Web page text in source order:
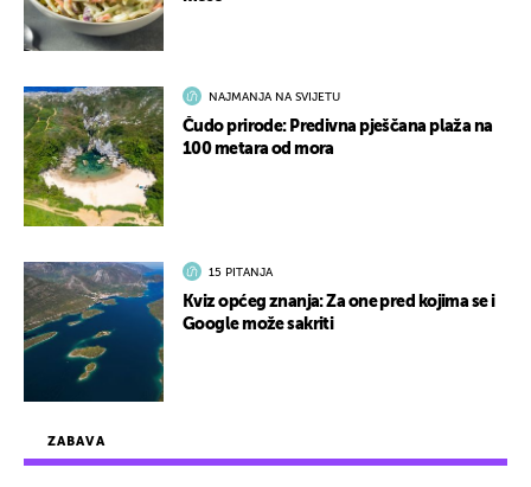
ZABAVA
NAJMANJA NA SVIJETU
Čudo prirode: Predivna pješčana plaža na
100 metara od mora
15 PITANJA
Kviz općeg znanja: Za one pred kojima se i
Google može sakriti